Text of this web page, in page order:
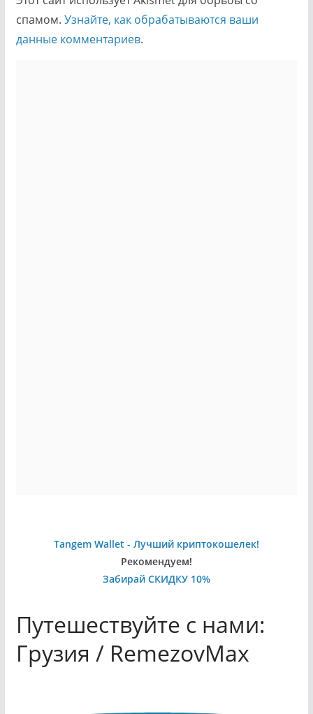
спамом. Узнайте, как обрабатываются ваши
данные комментариев.
Tangem Wallet - Лучший криптокошелек!
Рекомендуем!
Забирай СКИДКУ 10%
Путешествуйте с нами:
Грузия / RemezovMax